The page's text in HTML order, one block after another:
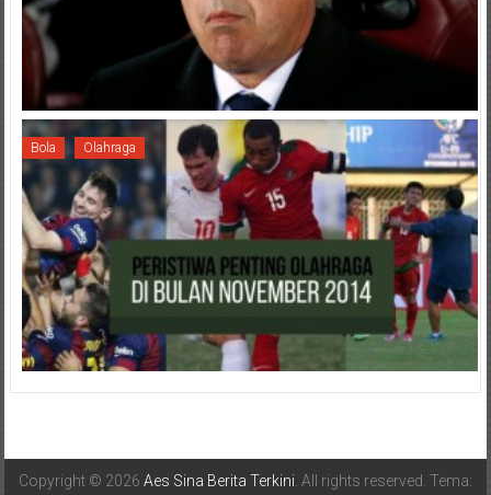
Bola Olahraga
Copyright © 2026 Aes Sina Berita Terkini . All rights reserved. Tema: